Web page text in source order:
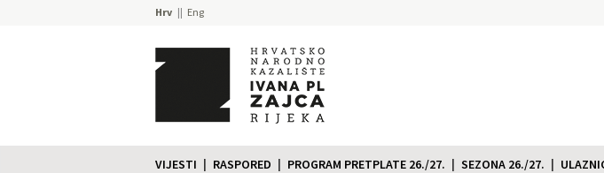
Hrv Eng
VIJESTI RASPORED PROGRAM PRETPLATE 26./27. SEZONA 26./27.